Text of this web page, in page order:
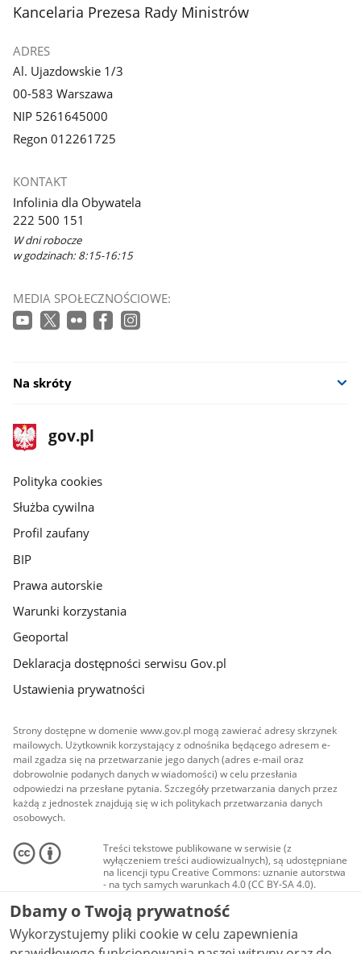
stopka
Kancelaria Prezesa Rady Ministrów
ADRES
Al. Ujazdowskie 1/3
00-583 Warszawa
NIP 5261645000
Regon 012261725
KONTAKT
Infolinia dla Obywatela
222 500 151
W dni robocze
w godzinach: 8:15-16:15
MEDIA SPOŁECZNOŚCIOWE:
Na skróty
stopka
gov.pl
Strona
gov.pl
gov.pl
Polityka cookies
Służba cywilna
Profil zaufany
BIP
Prawa autorskie
Warunki korzystania
Geoportal
Deklaracja dostępności serwisu Gov.pl
Ustawienia prywatności
Strony dostępne w domenie www.gov.pl mogą zawierać adresy skrzynek
mailowych. Użytkownik korzystający z odnośnika będącego adresem e-
mail zgadza się na przetwarzanie jego danych (adres e-mail oraz
dobrowolnie podanych danych w wiadomości) w celu przesłania
odpowiedzi na przesłane pytania. Szczegóły przetwarzania danych przez
każdą z jednostek znajdują się w ich politykach przetwarzania danych
osobowych.
Treści tekstowe publikowane w serwisie (z
wyłączeniem treści audiowizualnych), są udostępniane
na licencji typu Creative Commons: uznanie autorstwa
- na tych samych warunkach 4.0 (CC BY-SA 4.0).
Materiały audiowizualne, w tym zdjęcia, materiały
audio i wideo, są udostępniane na licencji typu
Creative Commons: uznanie autorstwa użycie
niekomercyjne - bez utworów zależnych 4.0 (CC BY-
NC-ND 4.0), o ile nie jest to stwierdzone inaczej.
Dbamy o Twoją prywatność
Wykorzystujemy pliki cookie w celu zapewnienia